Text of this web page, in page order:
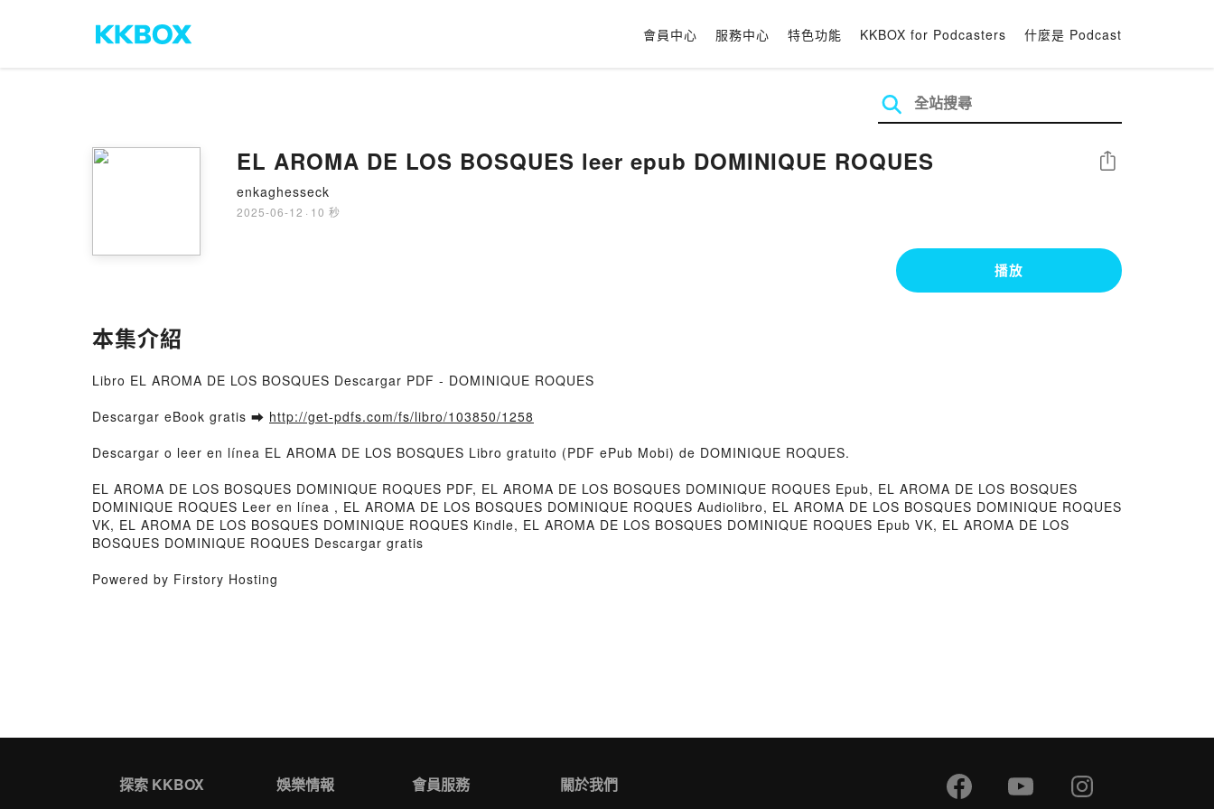
會員中心 服務中心 特色功能 KKBOX for Podcasters 什麼是 Podcast
EL AROMA DE LOS BOSQUES leer epub DOMINIQUE ROQUES
enkaghesseck
2025-06-12 · 10 秒
分享
播放
本集介紹
Libro EL AROMA DE LOS BOSQUES Descargar PDF - DOMINIQUE ROQUES
Descargar eBook gratis ➡ http://get-pdfs.com/fs/libro/103850/1258
Descargar o leer en línea EL AROMA DE LOS BOSQUES Libro gratuito (PDF ePub Mobi) de DOMINIQUE ROQUES.
EL AROMA DE LOS BOSQUES DOMINIQUE ROQUES PDF, EL AROMA DE LOS BOSQUES DOMINIQUE ROQUES Epub, EL AROMA DE LOS BOSQUES
DOMINIQUE ROQUES Leer en línea , EL AROMA DE LOS BOSQUES DOMINIQUE ROQUES Audiolibro, EL AROMA DE LOS BOSQUES DOMINIQUE ROQUES
VK, EL AROMA DE LOS BOSQUES DOMINIQUE ROQUES Kindle, EL AROMA DE LOS BOSQUES DOMINIQUE ROQUES Epub VK, EL AROMA DE LOS
BOSQUES DOMINIQUE ROQUES Descargar gratis
Powered by Firstory Hosting
探索 KKBOX 娛樂情報 會員服務 關於我們